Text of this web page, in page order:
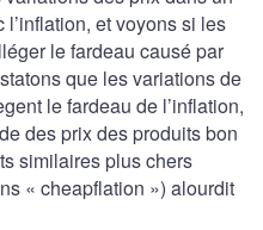
et voyons si les
le fardeau causé par
que les variations de
le fardeau de l’inflation,
des prix des produits bon
similaires plus chers
« cheapflation ») alourdit